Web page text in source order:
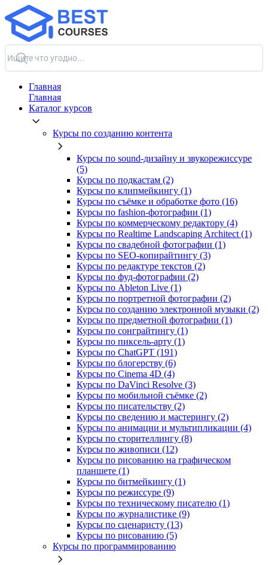
Главная
Главная
Каталог курсов
Курсы по созданию контента
Курсы по sound-дизайну и звукорежиссуре
(5)
Курсы по подкастам (2)
Курсы по клипмейкингу (1)
Курсы по съёмке и обработке фото (16)
Курсы по fashion-фотографии (1)
Курсы по коммерческому редактору (4)
Курсы по Realtime Landscaping Architect (1)
Курсы по свадебной фотографии (1)
Курсы по SEO-копирайтингу (3)
Курсы по редактуре текстов (2)
Курсы по фуд-фотографии (2)
Курсы по Ableton Live (1)
Курсы по портретной фотографии (2)
Курсы по созданию электронной музыки (2)
Курсы по предметной фотографии (1)
Курсы по сонграйтингу (1)
Курсы по пиксель-арту (1)
Курсы по ChatGPT (191)
Курсы по блогерству (6)
Курсы по Cinema 4D (4)
Курсы по DaVinci Resolve (3)
Курсы по мобильной съёмке (2)
Курсы по писательству (2)
Курсы по сведению и мастерингу (2)
Курсы по анимации и мультипликации (4)
Курсы по сторителлингу (8)
Курсы по живописи (12)
Курсы по рисованию на графическом
планшете (1)
Курсы по битмейкингу (1)
Курсы по режиссуре (9)
Курсы по техническому писателю (1)
Курсы по журналистике (9)
Курсы по сценаристу (13)
Курсы по рисованию (5)
Курсы по программированию